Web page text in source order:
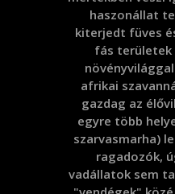
haszonállat
kiterjedt füves
fás területek
afrikai
gazdag az
egyre több
szarvasmarha)
ragadozók,
vadállatok sem